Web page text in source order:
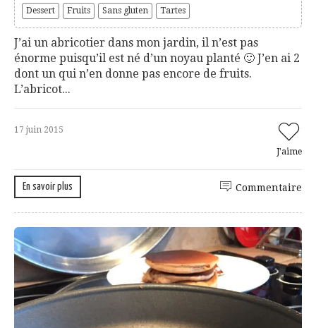
Dessert Fruits Sans gluten Tartes
J’ai un abricotier dans mon jardin, il n’est pas
énorme puisqu’il est né d’un noyau planté 🙂 J’en ai 2
dont un qui n’en donne pas encore de fruits.
L’abricot...
17 juin 2015
J'aime
En savoir plus Commentaire